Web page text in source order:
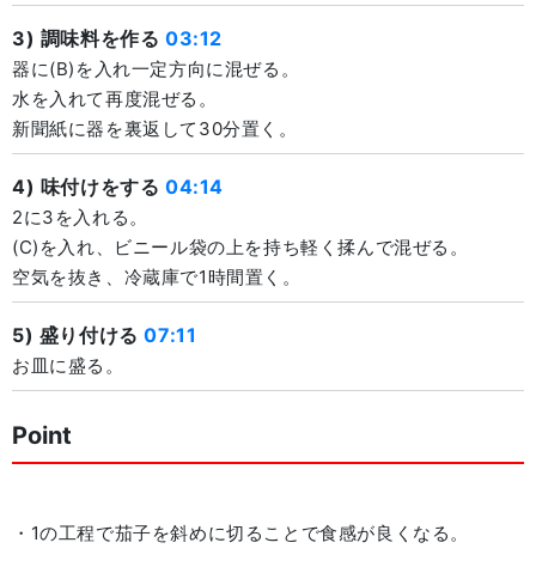
3) 調味料を作る 03:12
器に(B)を入れ一定方向に混ぜる。
水を入れて再度混ぜる。
新聞紙に器を裏返して30分置く。
4) 味付けをする 04:14
2に3を入れる。
(C)を入れ、ビニール袋の上を持ち軽く揉んで混ぜる。
空気を抜き、冷蔵庫で1時間置く。
5) 盛り付ける07:11
お皿に盛る。
Point
・1の工程で茄子を斜めに切ることで食感が良くなる。